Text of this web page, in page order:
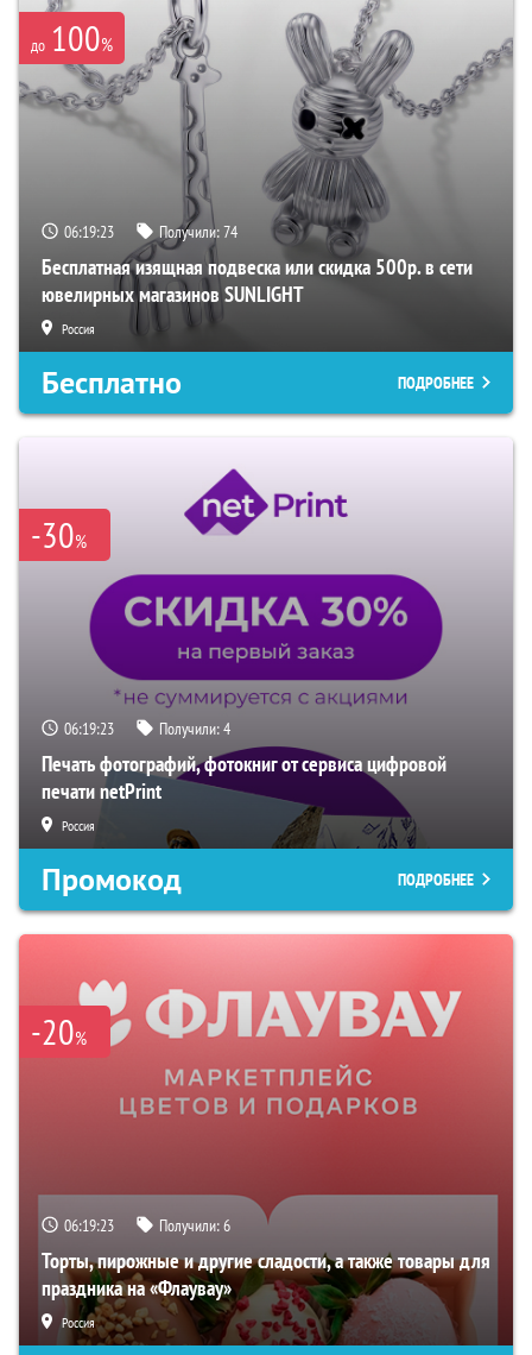
до 100%
06:19:22 Получили:74
Бесплатная изящная подвеска или скидка 500р. в сети
ювелирных магазинов SUNLIGHT
Россия
Бесплатно ПОДРОБНЕЕ
-30%
06:19:22 Получили:4
Печать фотографий, фотокниг от сервиса цифровой
печати netPrint
Россия
Промокод ПОДРОБНЕЕ
-20%
06:19:22 Получили:6
Торты, пирожные и другие сладости, а также товары для
праздника на «Флаувау»
Россия